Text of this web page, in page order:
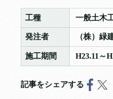
工種 一般土木
発注者 （株）緑
施工期間 H23.11～
記事をシェアする